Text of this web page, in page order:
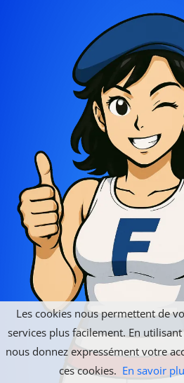
Les cookies nous permettent de
services plus facilement. En
nous donnez expressément votre
ces cookies. En savoir